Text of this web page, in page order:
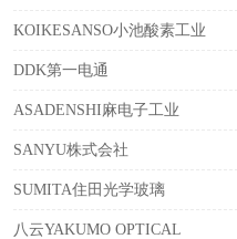
KOIKESANSO小池酸素工业
DDK第一电通
ASADENSHI麻电子工业
SANYU株式会社
SUMITA住田光学玻璃
八云YAKUMO OPTICAL